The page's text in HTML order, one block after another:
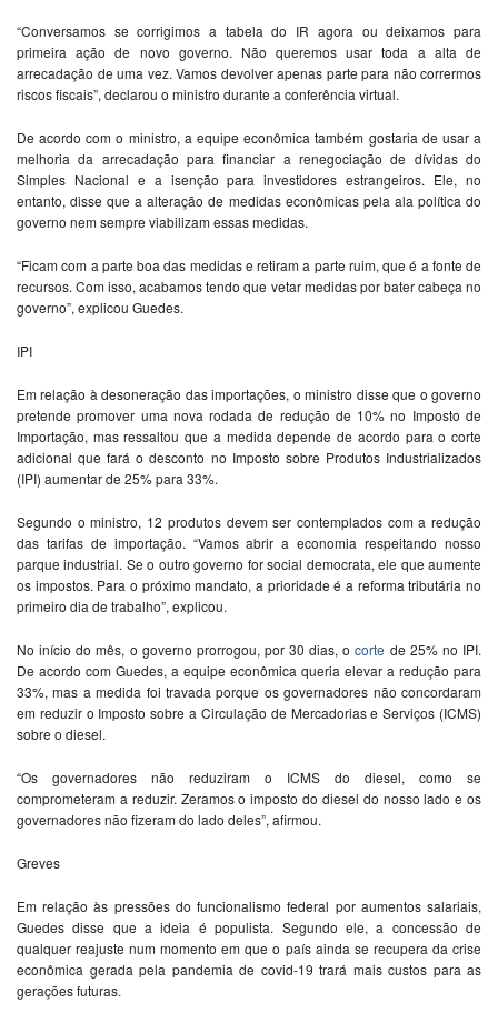
“Conversamos se corrigimos a tabela do IR agora ou deixamos para
primeira ação de novo governo. Não queremos usar toda a alta de
arrecadação de uma vez. Vamos devolver apenas parte para não corrermos
riscos fiscais”, declarou o ministro durante a conferência virtual.
De acordo com o ministro, a equipe econômica também gostaria de usar a
melhoria da arrecadação para financiar a renegociação de dívidas do
Simples Nacional e a isenção para investidores estrangeiros. Ele, no
entanto, disse que a alteração de medidas econômicas pela ala política do
governo nem sempre viabilizam essas medidas.
“Ficam com a parte boa das medidas e retiram a parte ruim, que é a fonte de
recursos. Com isso, acabamos tendo que vetar medidas por bater cabeça no
governo”, explicou Guedes.
IPI
Em relação à desoneração das importações, o ministro disse que o governo
pretende promover uma nova rodada de redução de 10% no Imposto de
Importação, mas ressaltou que a medida depende de acordo para o corte
adicional que fará o desconto no Imposto sobre Produtos Industrializados
(IPI) aumentar de 25% para 33%.
Segundo o ministro, 12 produtos devem ser contemplados com a redução
das tarifas de importação. “Vamos abrir a economia respeitando nosso
parque industrial. Se o outro governo for social democrata, ele que aumente
os impostos. Para o próximo mandato, a prioridade é a reforma tributária no
primeiro dia de trabalho”, explicou.
No início do mês, o governo prorrogou, por 30 dias, ocorte de 25% no IPI.
De acordo com Guedes, a equipe econômica queria elevar a redução para
33%, mas a medida foi travada porque os governadores não concordaram
em reduzir o Imposto sobre a Circulação de Mercadorias e Serviços (ICMS)
sobre o diesel.
“Os governadores não reduziram o ICMS do diesel, como se
comprometeram a reduzir. Zeramos o imposto do diesel do nosso lado e os
governadores não fizeram do lado deles”, afirmou.
Greves
Em relação às pressões do funcionalismo federal por aumentos salariais,
Guedes disse que a ideia é populista. Segundo ele, a concessão de
qualquer reajuste num momento em que o país ainda se recupera da crise
econômica gerada pela pandemia de covid-19 trará mais custos para as
gerações futuras.